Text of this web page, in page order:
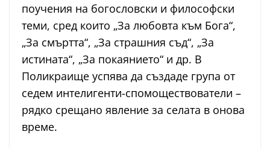
поучения на богословски и философски
теми, сред които „За любовта към Бога“,
„За смъртта“, „За страшния съд“, „За
истината“, „За покаянието“ и др. В
Поликраище успява да създаде група от
седем интелигенти-спомоществователи –
рядко срещано явление за селата в онова
време.